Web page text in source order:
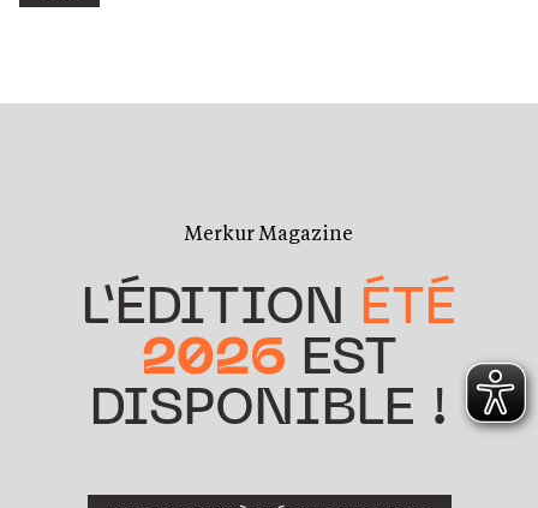
Merkur Magazine
L’ÉDITION ÉTÉ
2026 EST
DISPONIBLE !